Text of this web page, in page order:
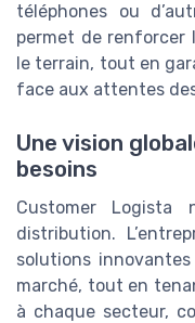
téléphones ou
permet de renforcer
le terrain, tout en
face aux attentes
Une vision
besoins
Customer
distribution.
solutions
marché, tout en
à chaque secteur,